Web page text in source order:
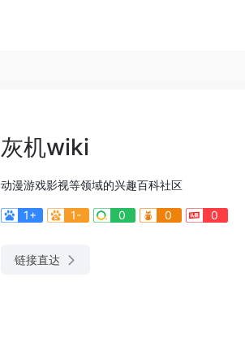
灰机wiki
动漫游戏影视等领域的兴趣百科社区
1+ 1- 0 0 0
链接直达